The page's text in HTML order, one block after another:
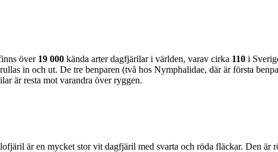
över 19 000 kända arter dagfjärilar i världen, varav cirka 110 i
in och ut. De tre benparen (två hos Nymphalidae, där är första
är resta mot varandra över ryggen.
är en mycket stor vit dagfjäril med svarta och röda fläckar. Den är